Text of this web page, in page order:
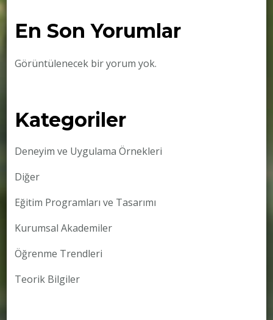
En Son Yorumlar
Görüntülenecek bir yorum yok.
Kategoriler
Deneyim ve Uygulama Örnekleri
Diğer
Eğitim Programları ve Tasarımı
Kurumsal Akademiler
Öğrenme Trendleri
Teorik Bilgiler